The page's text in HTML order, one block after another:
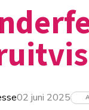
02 juni 2025